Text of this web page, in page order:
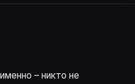
– никто не